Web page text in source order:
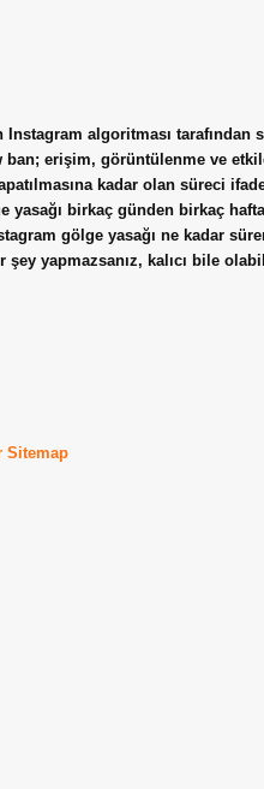
algoritması tarafından
ban; erişim, görüntülenme ve
kadar olan süreci
yasağı birkaç günden birkaç
gölge yasağı ne kadar
yapmazsanız, kalıcı bile
Sitemap